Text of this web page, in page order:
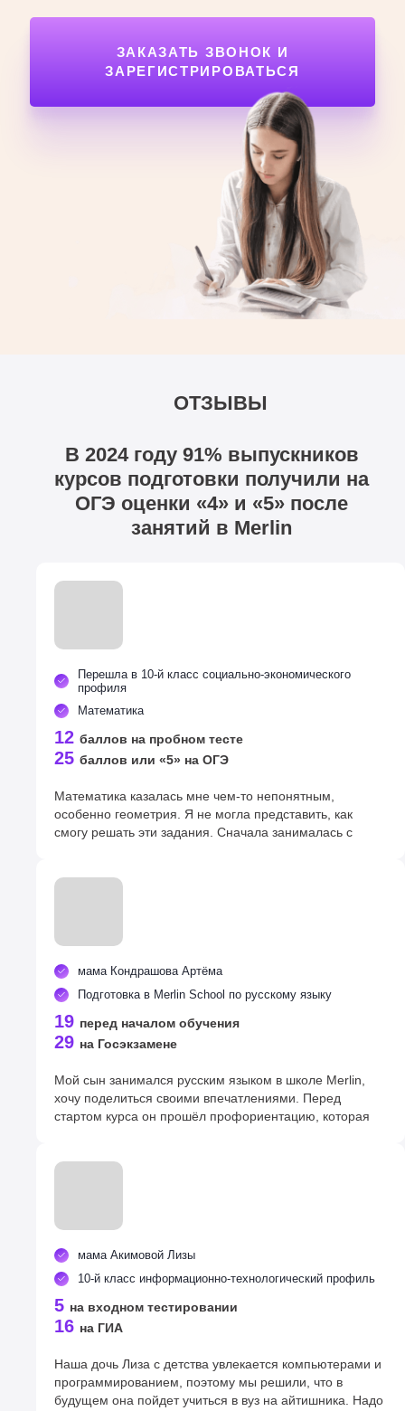
ЗАКАЗАТЬ ЗВОНОК И
ЗАРЕГИСТРИРОВАТЬСЯ
ОТЗЫВЫ
В 2024 году 91% выпускников
курсов подготовки получили на
ОГЭ оценки «4» и «5» после
занятий в Merlin
Перешла в 10-й класс социально-экономического
профиля
Математика
12 баллов на пробном тесте
25 баллов или «5» на ОГЭ
Математика казалась мне чем-то непонятным,
особенно геометрия. Я не могла представить, как
смогу решать эти задания. Сначала занималась с
подготовки в Мерлин. Сначала я думала, что это будет
Преподаватель хорошо пояснял все темы. Мы много
я вникла и почувствовала уверенность в своих силах.
Теперь учусь в десятом классе, на экономическом
профиле, куда прошла по результатам ОГЭ.
мама Кондрашова Артёма
Подготовка в Merlin School по русскому языку
19 перед началом обучения
29 на Госэкзамене
Мой сын занимался русским языком в школе Merlin,
хочу поделиться своими впечатлениями. Перед
стартом курса он прошёл профориентацию, которая
уделяли достаточно внимания, они могли задавать
оказалась система онлайн-дневников, где можно было
проводились пробники в формате ОГЭ, а потом
разбирались ошибки. Мы очень благодарны центру за
хорошую подготовку.
мама Акимовой Лизы
10-й класс информационно-технологический профиль
5 на входном тестировании
16 на ГИА
Наша дочь Лиза с детства увлекается компьютерами и
программированием, поэтому мы решили, что в
будущем она пойдет учиться в вуз на айтишника. Надо